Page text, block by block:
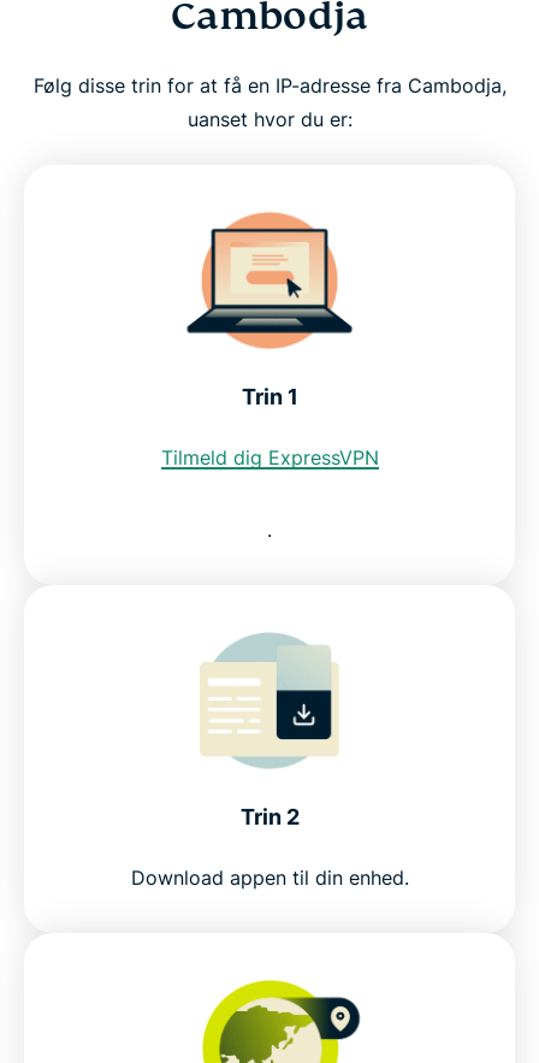
Hvorfor bruge en VPN-server i Cambodja?
Download en VPN til Cambodja til alle dine
Se, hvorfor ExpressVPN er den bedste VPN til
Kan jeg bruge en gratis VPN til at få en IP-adresse
Prøv en cambodjansk VPN risikofrit
Connect to a Cambodia server
ExpressVPN vs. free Cambodia VPNs
Other popular VPN locations
Cambodja
Følg disse trin for at få en IP-adresse fra Cambodja,
uanset hvor du er:
Trin 1
Tilmeld dig ExpressVPN
.
Trin 2
Download appen til din enhed.